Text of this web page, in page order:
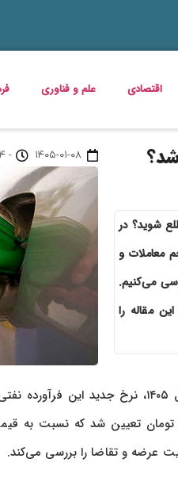
اقتصادی علم و فناوری
شوید؟ در
ویژه وارداتی در سال ۱۴۰۵، حجم معاملات و
به دقت بررسی می‌کنیم.
مقاله را
۱۴۰۵-۰۱-۰۸ -
به گزارش پرداد خبر، در اولین معاملات بنزین
معاملات امروز، قیمت هر لیتر بنزین سوپر وارداتی
عرضه و تقاضا را بررسی می‌کند.